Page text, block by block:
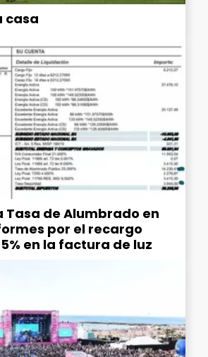
casa
Tasa de Alumbrado en
por el recargo
en la factura de luz